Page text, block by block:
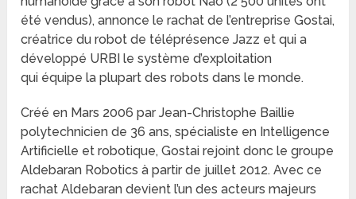
été vendus), annonce le rachat de l’entreprise Gostai,
créatrice du robot de téléprésence Jazz et qui a
développé URBI le système d’exploitation
qui équipe la plupart des robots dans le monde.
Créé en Mars 2006 par Jean-Christophe Baillie
polytechnicien de 36 ans, spécialiste en Intelligence
Artificielle et robotique, Gostai rejoint donc le groupe
Aldebaran Robotics à partir de juillet 2012. Avec ce
rachat Aldebaran devient l’un des acteurs majeurs